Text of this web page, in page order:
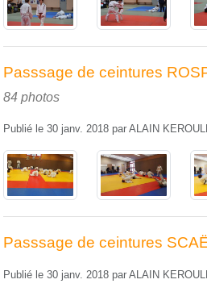
Passsage de ceintures
84 photos
Publié le 30 janv. 2018 par ALAIN
Passsage de ceintures
Publié le 30 janv. 2018 par ALAIN